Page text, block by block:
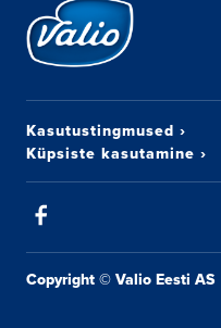
Kasutustingmused ›
Küpsiste kasutamine ›
Copyright © Valio Eesti AS